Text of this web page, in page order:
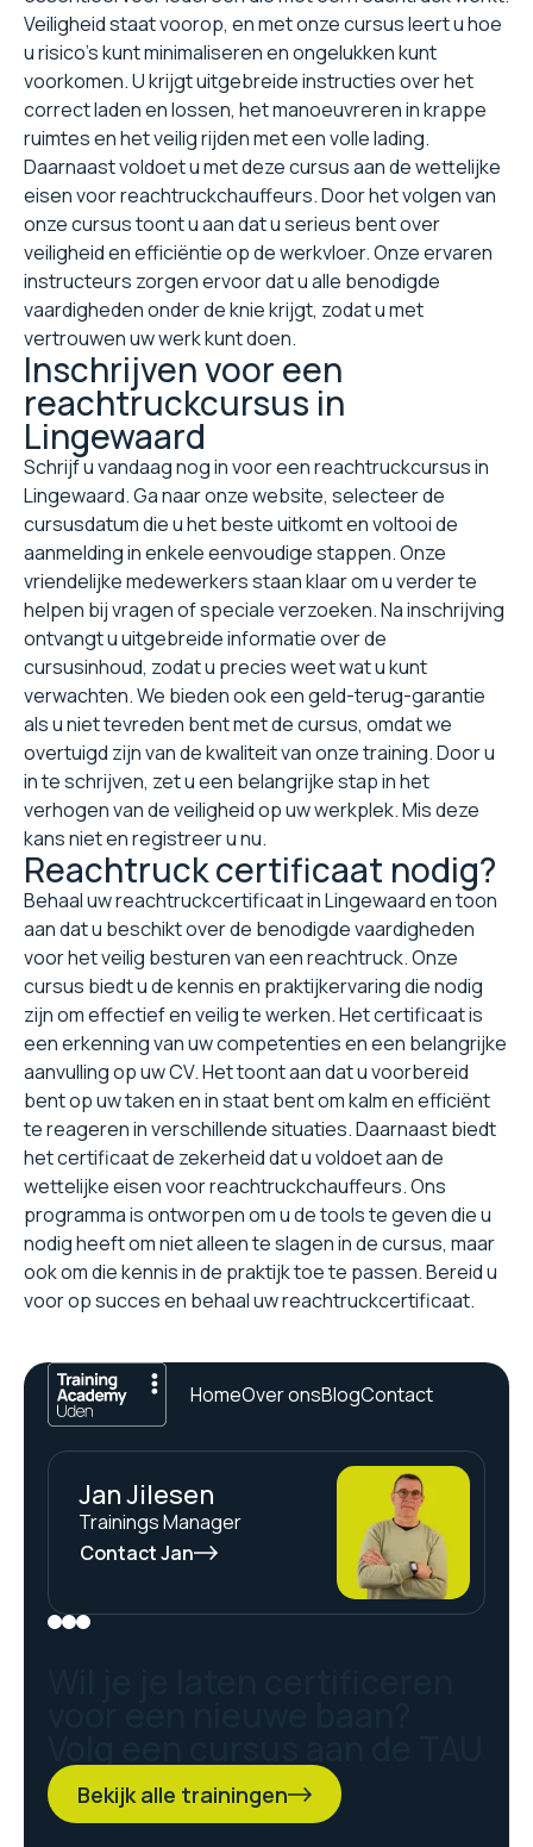
Veiligheid staat voorop, en met onze cursus leert u hoe
u risico's kunt minimaliseren en ongelukken kunt
voorkomen. U krijgt uitgebreide instructies over het
correct laden en lossen, het manoeuvreren in krappe
ruimtes en het veilig rijden met een volle lading.
Daarnaast voldoet u met deze cursus aan de wettelijke
eisen voor reachtruckchauffeurs. Door het volgen van
onze cursus toont u aan dat u serieus bent over
veiligheid en efficiëntie op de werkvloer. Onze ervaren
instructeurs zorgen ervoor dat u alle benodigde
vaardigheden onder de knie krijgt, zodat u met
vertrouwen uw werk kunt doen.
Inschrijven voor een
reachtruckcursus in
Lingewaard
Schrijf u vandaag nog in voor een reachtruckcursus in
Lingewaard. Ga naar onze website, selecteer de
cursusdatum die u het beste uitkomt en voltooi de
aanmelding in enkele eenvoudige stappen. Onze
vriendelijke medewerkers staan klaar om u verder te
helpen bij vragen of speciale verzoeken. Na inschrijving
ontvangt u uitgebreide informatie over de
cursusinhoud, zodat u precies weet wat u kunt
verwachten. We bieden ook een geld-terug-garantie
als u niet tevreden bent met de cursus, omdat we
overtuigd zijn van de kwaliteit van onze training. Door u
in te schrijven, zet u een belangrijke stap in het
verhogen van de veiligheid op uw werkplek. Mis deze
kans niet en registreer u nu.
Reachtruck certificaat nodig?
Behaal uw reachtruckcertificaat in Lingewaard en toon
aan dat u beschikt over de benodigde vaardigheden
voor het veilig besturen van een reachtruck. Onze
cursus biedt u de kennis en praktijkervaring die nodig
zijn om effectief en veilig te werken. Het certificaat is
een erkenning van uw competenties en een belangrijke
aanvulling op uw CV. Het toont aan dat u voorbereid
bent op uw taken en in staat bent om kalm en efficiënt
te reageren in verschillende situaties. Daarnaast biedt
het certificaat de zekerheid dat u voldoet aan de
wettelijke eisen voor reachtruckchauffeurs. Ons
programma is ontworpen om u de tools te geven die u
nodig heeft om niet alleen te slagen in de cursus, maar
ook om die kennis in de praktijk toe te passen. Bereid u
voor op succes en behaal uw reachtruckcertificaat.
HomeOver onsBlogContact
Jan Jilesen
Trainings Manager
Contact Jan
Bekijk alle trainingen